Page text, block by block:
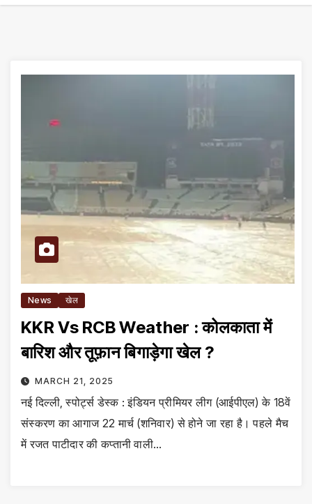
News खेल
KKR Vs RCB Weather : कोलकाता में
बारिश और तूफ़ान बिगाड़ेगा खेल ?
MARCH 21, 2025
नई दिल्ली, स्पोर्ट्स डेस्क : इंडियन प्रीमियर लीग (आईपीएल) के 18वें
संस्करण का आगाज 22 मार्च (शनिवार) से होने जा रहा है। पहले मैच
में रजत पाटीदार की कप्तानी वाली…